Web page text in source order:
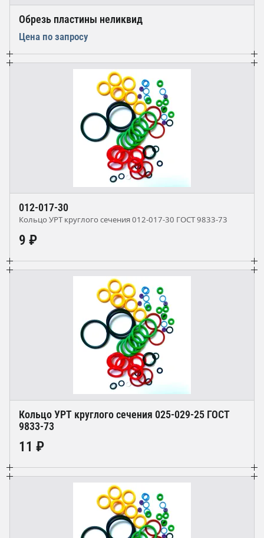
Обрезь пластины неликвид
Цена по запросу
012-017-30
Кольцо УРТ круглого сечения 012-017-30 ГОСТ 9833-73
9 ₽
Кольцо УРТ круглого сечения 025-029-25 ГОСТ
9833-73
11 ₽